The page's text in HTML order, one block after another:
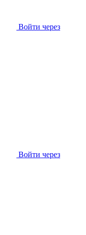
Войти через
Войти через